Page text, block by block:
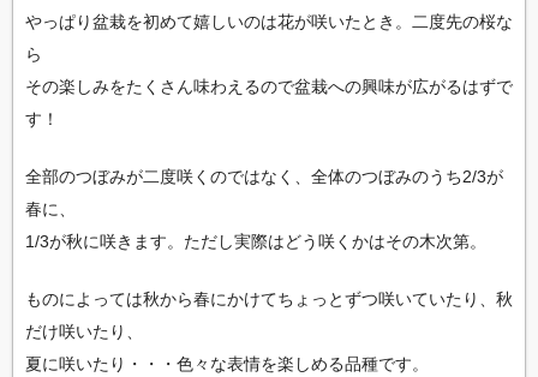
やっぱり盆栽を初めて嬉しいのは花が咲いたとき。二度先の桜な
ら
その楽しみをたくさん味わえるので盆栽への興味が広がるはずで
す！
全部のつぼみが二度咲くのではなく、全体のつぼみのうち2/3が
春に、
1/3が秋に咲きます。ただし実際はどう咲くかはその木次第。
ものによっては秋から春にかけてちょっとずつ咲いていたり、秋
だけ咲いたり、
夏に咲いたり・・・色々な表情を楽しめる品種です。